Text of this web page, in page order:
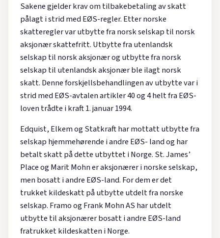
Sakene gjelder krav om tilbakebetaling av skatt
pålagt i strid med EØS-regler. Etter norske
skatteregler var utbytte fra norsk selskap til norsk
aksjonær skattefritt. Utbytte fra utenlandsk
selskap til norsk aksjonær og utbytte fra norsk
selskap til utenlandsk aksjonær ble ilagt norsk
skatt. Denne forskjellsbehandlingen av utbytte var i
strid med EØS-avtalen artikler 40 og 4 helt fra EØS-
loven trådte i kraft 1. januar 1994.
Edquist, Elkem og Statkraft har mottatt utbytte fra
selskap hjemmehørende i andre EØS- land og har
betalt skatt på dette utbyttet i Norge. St. James’
Place og Marit Mohn er aksjonærer i norske selskap,
men bosatt i andre EØS-land. For dem er det
trukket kildeskatt på utbytte utdelt fra norske
selskap. Framo og Frank Mohn AS har utdelt
utbytte til aksjonærer bosatt i andre EØS-land
fratrukket kildeskatten i Norge.